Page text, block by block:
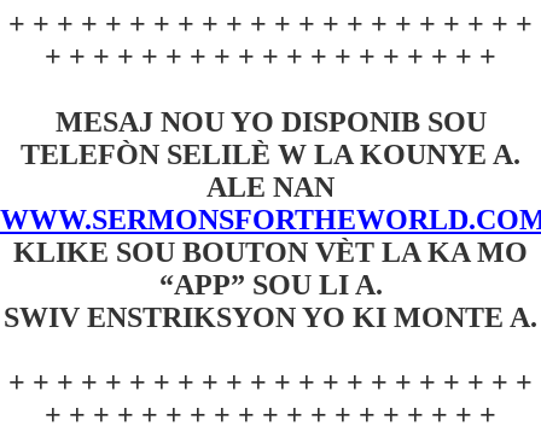
+ + + + + + + + + + + + + + + + + + + + + +
+ + + + + + + + + + + + + + + + + + +
MESAJ NOU YO DISPONIB SOU
TELEFÒN SELILÈ W LA KOUNYE A.
ALE NAN
KLIKE SOU BOUTON VÈT LA KA MO
“APP” SOU LI A.
SWIV ENSTRIKSYON YO KI MONTE A.
+ + + + + + + + + + + + + + + + + + + + + +
+ + + + + + + + + + + + + + + + + + +